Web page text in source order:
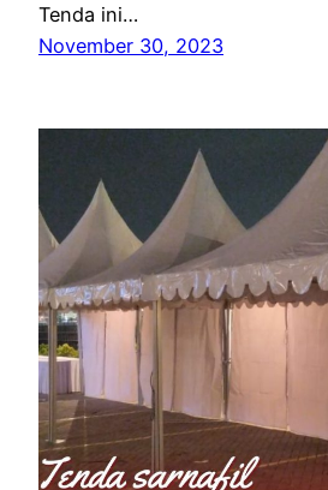
Tenda ini…
November 30, 2023